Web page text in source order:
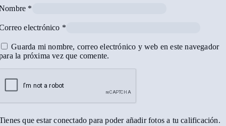
*
electrónico *
Guarda mi nombre, correo electrónico y web en este navegador
la próxima vez que comente.
que estar conectado para poder añadir fotos a tu calificación.